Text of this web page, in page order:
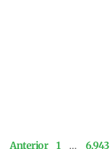
Anterior 1 … 6.943